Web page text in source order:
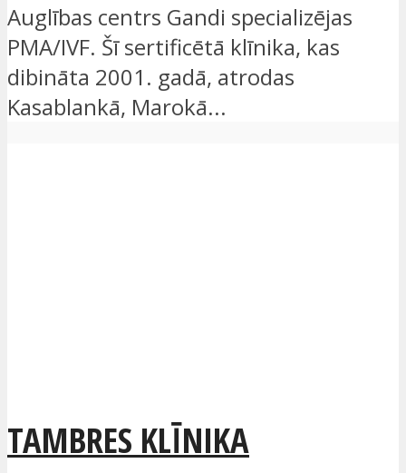
Auglības centrs Gandi specializējas
PMA/IVF. Šī sertificētā klīnika, kas
dibināta 2001. gadā, atrodas
Kasablankā, Marokā...
TAMBRES KLĪNIKA